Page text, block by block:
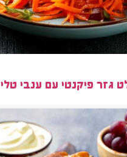
גזר פיקנטי עם ענבי טלי